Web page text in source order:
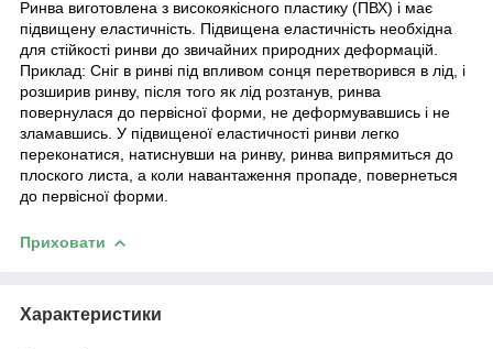
Ринва виготовлена з високоякісного пластику (ПВХ) і має
підвищену еластичність. Підвищена еластичність необхідна
для стійкості ринви до звичайних природних деформацій.
Приклад: Сніг в ринві під впливом сонця перетворився в лід, і
розширив ринву, після того як лід розтанув, ринва
повернулася до первісної форми, не деформувавшись і не
зламавшись. У підвищеної еластичності ринви легко
переконатися, натиснувши на ринву, ринва випрямиться до
плоского листа, а коли навантаження пропаде, повернеться
до первісної форми.
Приховати
Характеристики